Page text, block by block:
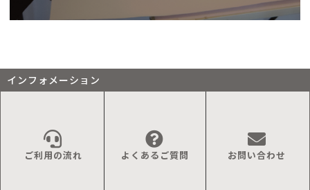
インフォメーション
ご利用の流れ よくあるご質問 お問い合わせ